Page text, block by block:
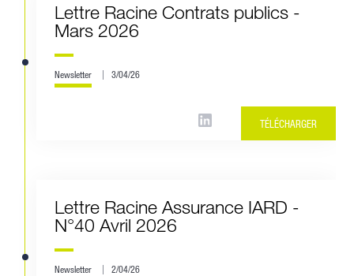
Lettre Racine Contrats publics -
Mars 2026
Newsletter 3/04/26
TÉLÉCHARGER
Lettre Racine Assurance IARD -
N°40 Avril 2026
Newsletter 2/04/26